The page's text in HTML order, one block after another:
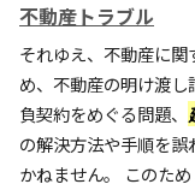
不動産トラブル
それゆえ、不動産に
め、不動産の明け渡
負契約をめぐる問題、
の解決方法や手順を
かねません。 このた